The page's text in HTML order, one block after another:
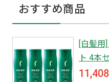
おすすめ商品
[白髪用
ト 4本
11,408